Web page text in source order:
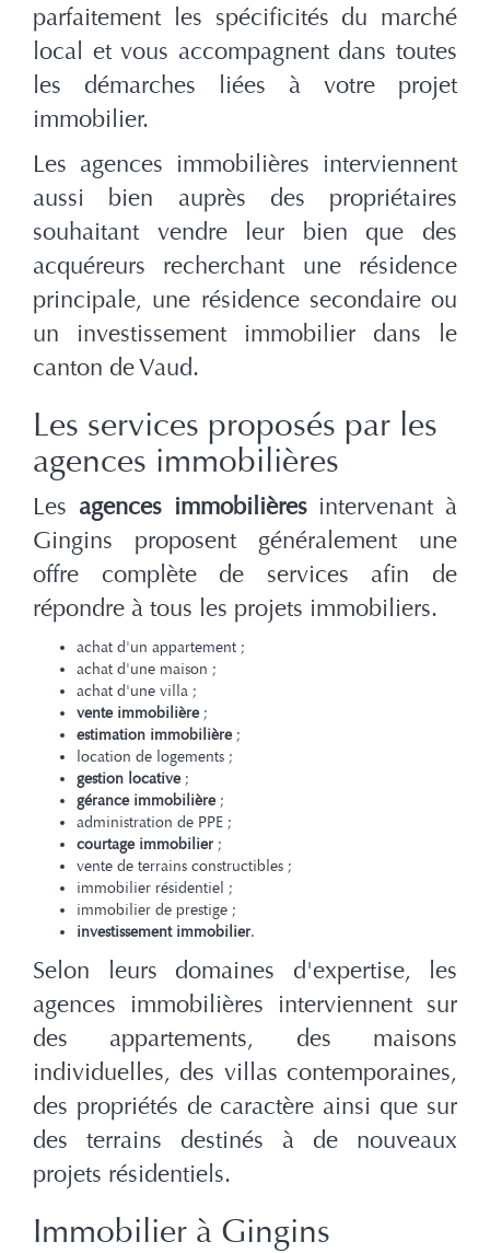
parfaitement les spécificités du marché
local et vous accompagnent dans toutes
les démarches liées à votre projet
immobilier.
Les agences immobilières interviennent
aussi bien auprès des propriétaires
souhaitant vendre leur bien que des
acquéreurs recherchant une résidence
principale, une résidence secondaire ou
un investissement immobilier dans le
canton de Vaud.
Les services proposés par les
agences immobilières
Les agences immobilièresintervenant à
Gingins proposent généralement une
offre complète de services afin de
répondre à tous les projets immobiliers.
achat d'un appartement ;
achat d'une maison ;
achat d'une villa ;
vente immobilière;
estimation immobilière;
location de logements ;
gestion locative;
gérance immobilière;
administration de PPE ;
courtage immobilier ;
vente de terrains constructibles ;
immobilier résidentiel ;
immobilier de prestige ;
investissement immobilier.
Selon leurs domaines d'expertise, les
agences immobilières interviennent sur
des appartements, des maisons
individuelles, des villas contemporaines,
des propriétés de caractère ainsi que sur
des terrains destinés à de nouveaux
projets résidentiels.
Immobilier à Gingins